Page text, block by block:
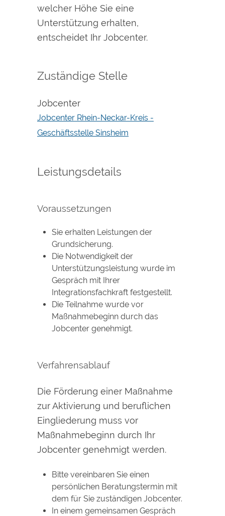
welcher Höhe Sie eine
Unterstützung erhalten,
entscheidet Ihr Jobcenter.
Zuständige Stelle
Jobcenter
Jobcenter Rhein-Neckar-Kreis -
Geschäftsstelle Sinsheim
Leistungsdetails
Voraussetzungen
Sie erhalten Leistungen der
Grundsicherung.
Die Notwendigkeit der
Unterstützungsleistung wurde im
Gespräch mit Ihrer
Integrationsfachkraft festgestellt.
Die Teilnahme wurde vor
Maßnahmebeginn durch das
Jobcenter genehmigt.
Verfahrensablauf
Die Förderung einer Maßnahme
zur Aktivierung und beruflichen
Eingliederung muss vor
Maßnahmebeginn durch Ihr
Jobcenter genehmigt werden.
Bitte vereinbaren Sie einen
persönlichen Beratungstermin mit
dem für Sie zuständigen Jobcenter.
In einem gemeinsamen Gespräch